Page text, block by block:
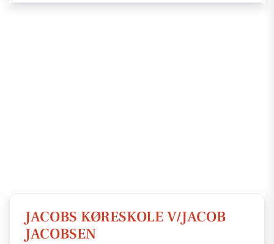
JACOBS KØRESKOLE V/JACOB
JACOBSEN